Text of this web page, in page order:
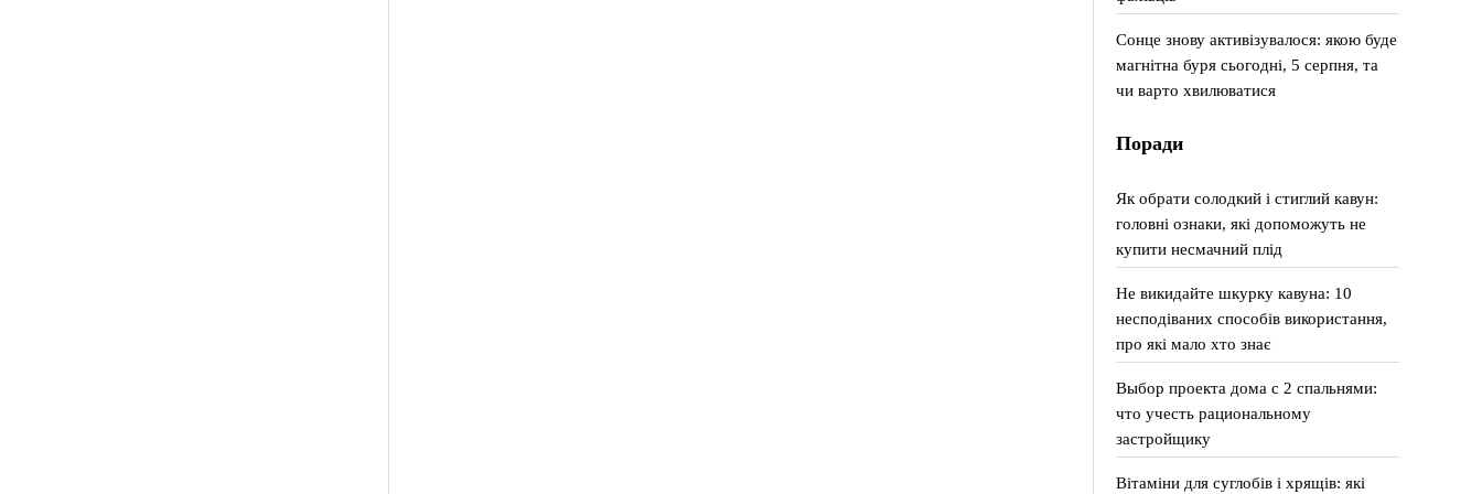
Сонце знову активізувалося: якою буде
магнітна буря сьогодні, 5 серпня, та
чи варто хвилюватися
Поради
Як обрати солодкий і стиглий кавун:
головні ознаки, які допоможуть не
купити несмачний плід
Не викидайте шкурку кавуна: 10
несподіваних способів використання,
про які мало хто знає
Выбор проекта дома с 2 спальнями:
что учесть рациональному
застройщику
Вітаміни для суглобів і хрящів: які